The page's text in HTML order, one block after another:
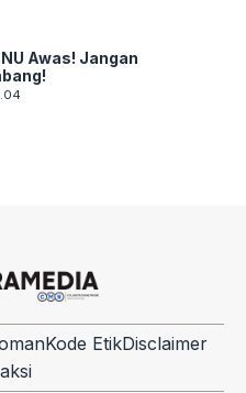
Awas! Jangan
Kode EtikDisclaimer